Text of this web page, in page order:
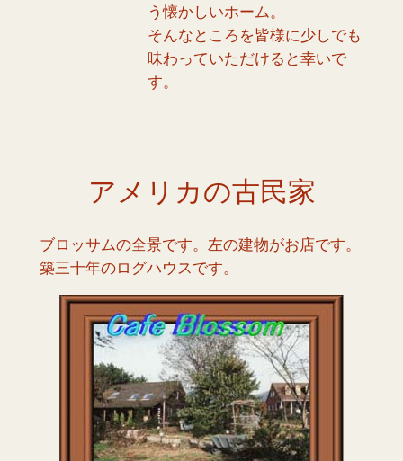
う懐かしいホーム。
そんなところを皆様に少しでも
味わっていただけると幸いで
す。
アメリカの古民家
ブロッサムの全景です。左の建物がお店です。
築三十年のログハウスです。